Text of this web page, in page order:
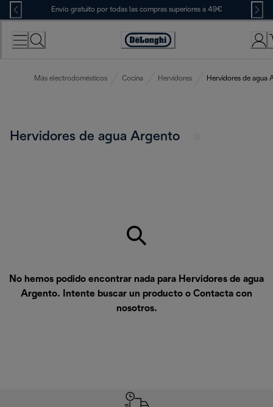
Skip
to
Content
Envío gratuito por todas las compras superiores a 49€
Accessibility
Más electrodomésticos Cocina Hervidores Hervidores de agua
Hervidores de agua Argento
No hemos podido encontrar nada para Hervidores de agua
Argento. Intente buscar un producto o Contacta con
nosotros.